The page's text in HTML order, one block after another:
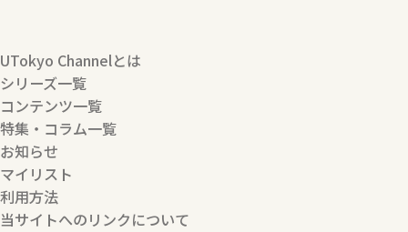
UTokyo Channelとは
シリーズ一覧
コンテンツ一覧
特集・コラム一覧
お知らせ
マイリスト
利用方法
当サイトへのリンクについて